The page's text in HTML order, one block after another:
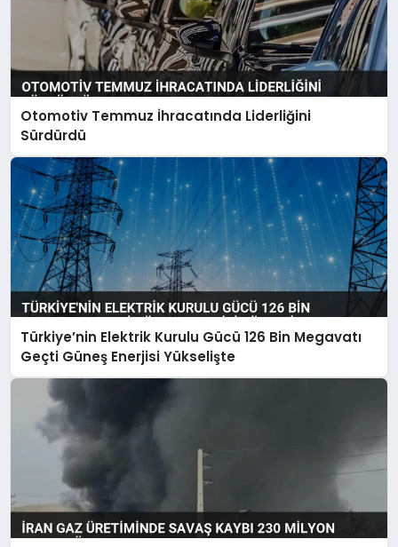
Otomotiv Temmuz İhracatında Liderliğini
Sürdürdü
Türkiye’nin Elektrik Kurulu Gücü 126 Bin Megavatı
Geçti Güneş Enerjisi Yükselişte